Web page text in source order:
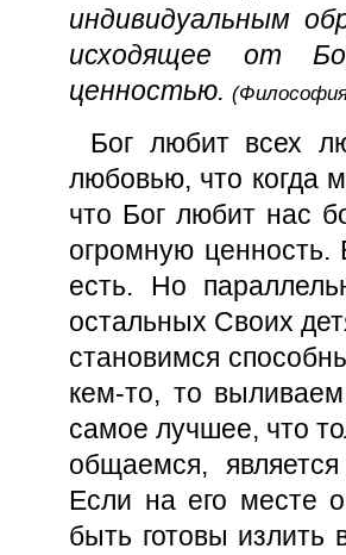
индивидуальным
исходящее от
ценностью.
Бог любит всех
любовью, что когда
что Бог любит нас
огромную ценность.
есть. Но
остальных Своих
становимся
кем-то, то
самое лучшее, что
общаемся,
Если на его месте
быть готовы